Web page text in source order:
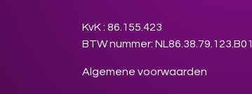
KvK : 86.155.423
BTW nummer: NL86.38.79.123.B01
Algemene voorwaarden